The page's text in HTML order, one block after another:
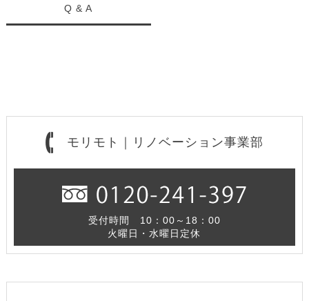
Q & A
モリモト｜リノベーション事業部
受付時間 10：00～18：00
火曜日・水曜日定休